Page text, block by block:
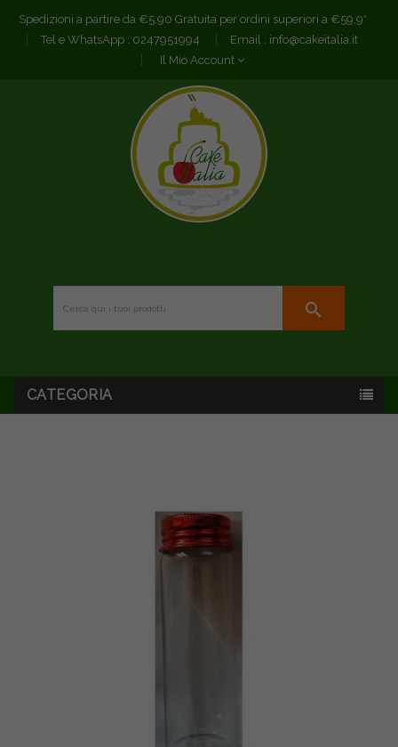
Spedizioni a partire da €5,90 Gratuita per ordini superiori a €59,9*
Tel e WhatsApp : 0247951994 Email : info@cakeitalia.it
Il Mio Account
search
CATEGORIA